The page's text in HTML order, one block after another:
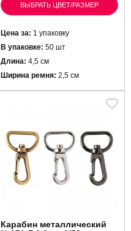
ВЫБРАТЬ ЦВЕТ/РАЗМЕР
Цена за: 1 упаковку
В упаковке: 50 шт
Длина: 4,5 см
Ширина ремня: 2,5 см
Карабин металлический